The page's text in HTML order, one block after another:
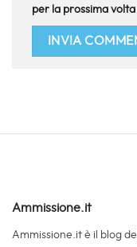
per la prossima
Ammissione.it
Ammissione.it è il blog